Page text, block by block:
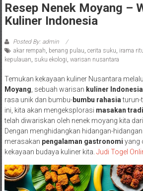
Resep Nenek Moyang –
Kuliner Indonesia
Posted By: admin
akar rempah benang pulau cerita suku irama
kepulauan suku ekologi warisan nusantara
Temukan kekayaan kuliner Nusantara
Moyang , sebuah warisan kuliner Indonesia
rasa unik dan bumbu-bumbu rahasiaturun-
ini, kita akan mengeksplorasi masakan
telah diwariskan oleh nenek moyang kita
Dengan menghidangkan hidangan-
merasakan pengalaman gastronomi yang
kekayaan budaya kuliner kita. Judi Togel